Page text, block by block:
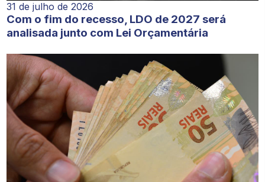
31 de julho de 2026
Com o fim do recesso, LDO de 2027 será
analisada junto com Lei Orçamentária